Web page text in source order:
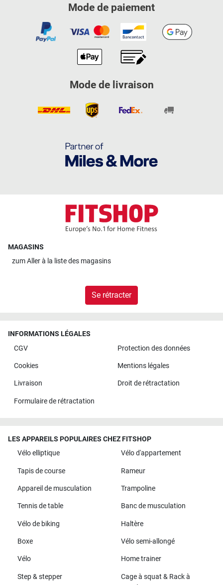
Mode de paiement
Mode de livraison
MAGASINS
zumAller à la liste des magasins
Se rétracter
INFORMATIONS LÉGALES
CGV
Protection des données
Cookies Mentions légales
Livraison Droit de rétractation
Formulaire de rétractation
LES APPAREILS POPULAIRES CHEZ FITSHOP
Vélo elliptique
Vélo d'appartement
Tapis de course Rameur
Appareil de musculation Trampoline
Tennis de table Banc de musculation
Vélo de biking Haltère
Boxe Vélo semi-allongé
Vélo Home trainer
Step & stepper
Cage à squat & Rack à